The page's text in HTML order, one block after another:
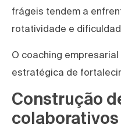
frágeis tendem a
rotatividade e
O coaching
estratégica de
Construção
colaborativos